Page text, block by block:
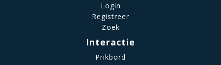
Login
Registreer
Zoek
Interactie
Prikbord